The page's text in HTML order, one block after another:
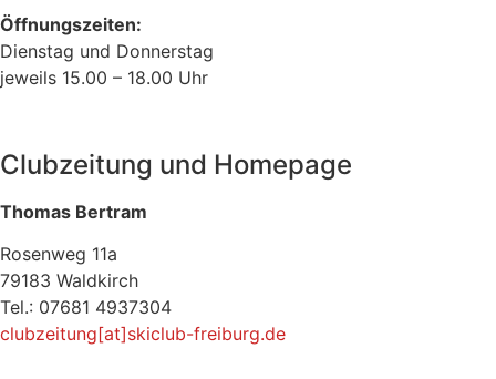
Öffnungszeiten:
Dienstag und Donnerstag
jeweils 15.00 – 18.00 Uhr
Clubzeitung und Homepage
Thomas Bertram
Rosenweg 11a
79183 Waldkirch
Tel.: 07681 4937304
clubzeitung[at]skiclub-freiburg.de